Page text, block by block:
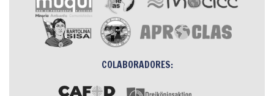
COLABORADORES: